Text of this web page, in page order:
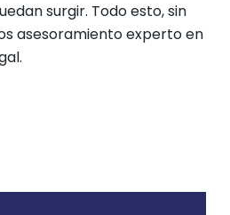
surgir. Todo esto, sin
asesoramiento experto en